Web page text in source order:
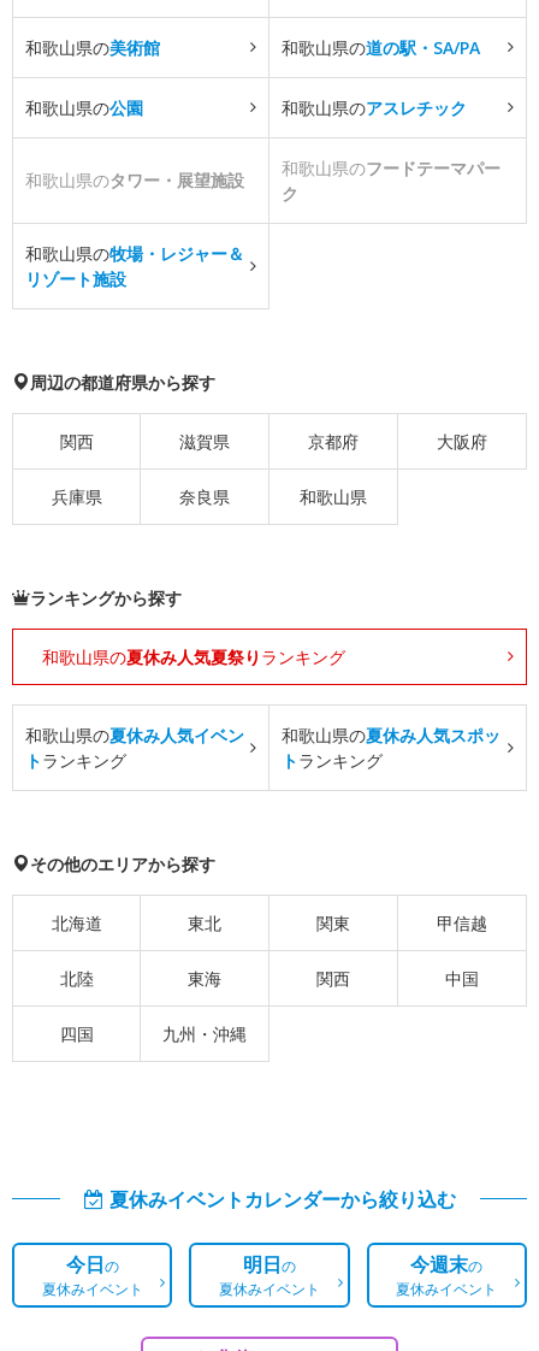
和歌山県の美術館 和歌山県の道の駅・SA/PA
和歌山県の公園 和歌山県のアスレチック
和歌山県のタワー・展望施設
和歌山県のフードテーマパー
ク
和歌山県の牧場・レジャー＆
リゾート施設
周辺の都道府県から探す
関西 滋賀県 京都府 大阪府
兵庫県 奈良県 和歌山県
ランキングから探す
和歌山県の夏休み人気夏祭り ランキング
和歌山県の夏休み人気イベン
トランキング
和歌山県の夏休み人気スポッ
トランキング
その他のエリアから探す
北海道 東北 関東 甲信越
北陸 東海 関西 中国
四国 九州・沖縄
夏休みイベントカレンダーから絞り込む
今日の
夏休みイベント
明日の
夏休みイベント
今週末の
夏休みイベント